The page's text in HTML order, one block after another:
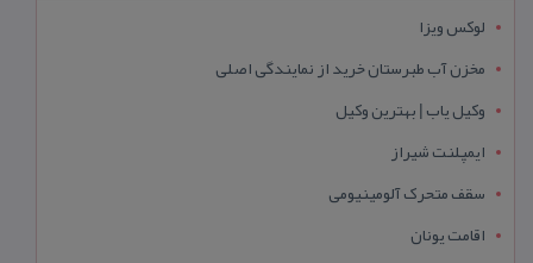
لوکس ویزا
مخزن آب طبرستان خرید از نمایندگی اصلی
وکیل یاب | بهترین وکیل
ایمپلنت شیراز
سقف متحرک آلومینیومی
اقامت یونان